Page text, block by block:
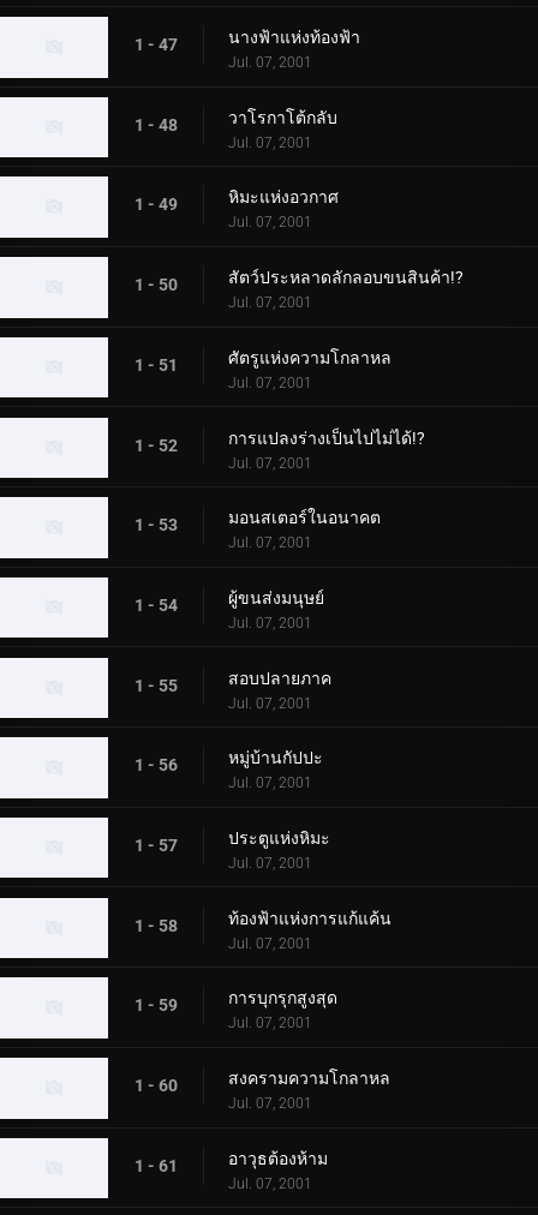
1 - 47 นางฟ้าแห่งท้องฟ้า
Jul. 07, 2001
1 - 48 วาโรกาโต้กลับ
Jul. 07, 2001
1 - 49 หิมะแห่งอวกาศ
Jul. 07, 2001
1 - 50 สัตว์ประหลาดลักลอบขนสินค้า!?
Jul. 07, 2001
1 - 51 ศัตรูแห่งความโกลาหล
Jul. 07, 2001
1 - 52 การแปลงร่างเป็นไปไม่ได้!?
Jul. 07, 2001
1 - 53 มอนสเตอร์ในอนาคต
Jul. 07, 2001
1 - 54 ผู้ขนส่งมนุษย์
Jul. 07, 2001
1 - 55 สอบปลายภาค
Jul. 07, 2001
1 - 56 หมู่บ้านกัปปะ
Jul. 07, 2001
1 - 57 ประตูแห่งหิมะ
Jul. 07, 2001
1 - 58 ท้องฟ้าแห่งการแก้แค้น
Jul. 07, 2001
1 - 59 การบุกรุกสูงสุด
Jul. 07, 2001
1 - 60 สงครามความโกลาหล
Jul. 07, 2001
1 - 61 อาวุธต้องห้าม
Jul. 07, 2001